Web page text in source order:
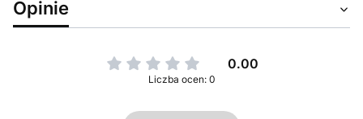
Opinie
0.00
Liczba ocen: 0